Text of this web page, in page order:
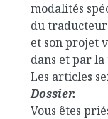
modalités
du
et son projet
dans et par
Les articles
Dossier.
Vous êtes